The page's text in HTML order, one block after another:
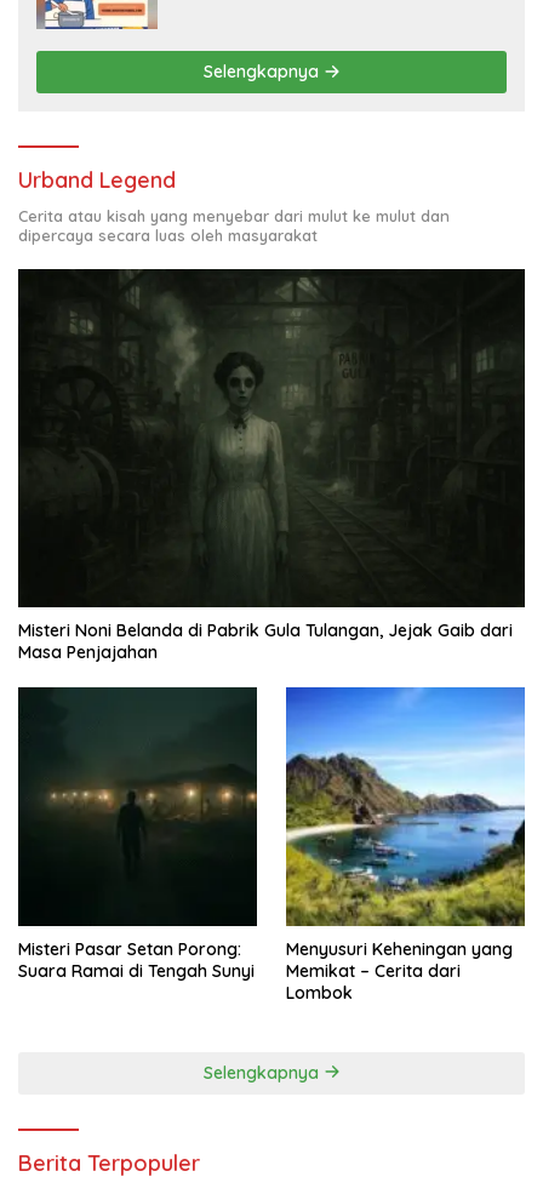
Selengkapnya
Urband Legend
Cerita atau kisah yang menyebar dari mulut ke mulut dan
dipercaya secara luas oleh masyarakat
Misteri Noni Belanda di Pabrik Gula Tulangan, Jejak Gaib dari
Masa Penjajahan
Misteri Pasar Setan Porong:
Suara Ramai di Tengah Sunyi
Menyusuri Keheningan yang
Memikat – Cerita dari
Lombok
Selengkapnya
Berita Terpopuler